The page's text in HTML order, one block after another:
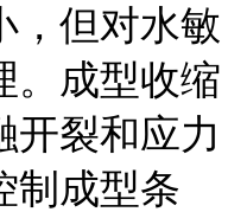
，但对水敏
。成型收缩
开裂和应力
制成型条